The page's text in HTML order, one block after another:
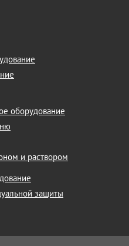
оборудование
и раствором
защиты